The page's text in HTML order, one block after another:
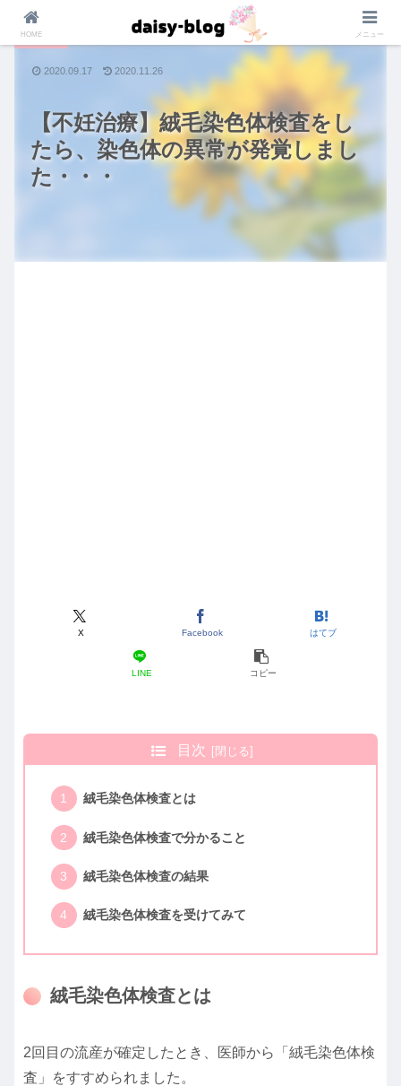
【不妊治療】絨毛染色体検査をし
たら、染色体の異常が発覚しまし
た・・・
不妊治療
X Facebook はてブ
LINE コピー
2020.09.17 2020.11.26
目次
絨毛染色体検査とは
絨毛染色体検査で分かること
絨毛染色体検査の結果
絨毛染色体検査を受けてみて
絨毛染色体検査とは
2回目の流産が確定したとき、医師から「絨毛染色体検
査」をすすめられました。
HOME メニュー